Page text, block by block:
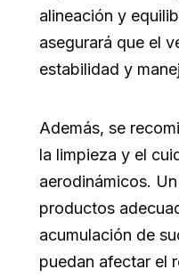
alineación y
asegurará que el
estabilidad y
Además, se
la limpieza y el
aerodinámicos.
productos
acumulación de
puedan afectar el